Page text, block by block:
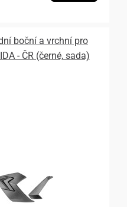
boční a vrchní pro
- ČR (černé, sada)